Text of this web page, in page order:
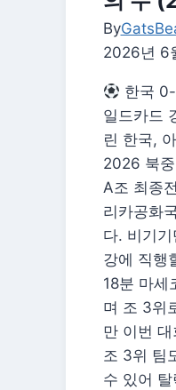
By
2026년 6
한국
일드카드
린 한국,
2026 북
A조 최종
리카공화
다. 비기
강에 직행
18분 마세
며 조 3위
만 이번
조 3위 팀
수 있어